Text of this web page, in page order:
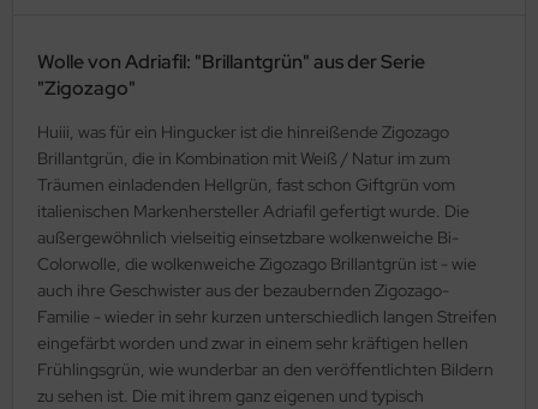
Wolle von Adriafil: "Brillantgrün" aus der Serie
"Zigozago"
Huiii, was für ein Hingucker ist die hinreißende Zigozago
Brillantgrün, die in Kombination mit Weiß / Natur im zum
Träumen einladenden Hellgrün, fast schon Giftgrün vom
italienischen Markenhersteller Adriafil gefertigt wurde. Die
außergewöhnlich vielseitig einsetzbare wolkenweiche Bi-
Colorwolle, die wolkenweiche Zigozago Brillantgrün ist - wie
auch ihre Geschwister aus der bezaubernden Zigozago-
Familie - wieder in sehr kurzen unterschiedlich langen Streifen
eingefärbt worden und zwar in einem sehr kräftigen hellen
Frühlingsgrün, wie wunderbar an den veröffentlichten Bildern
zu sehen ist. Die mit ihrem ganz eigenen und typisch